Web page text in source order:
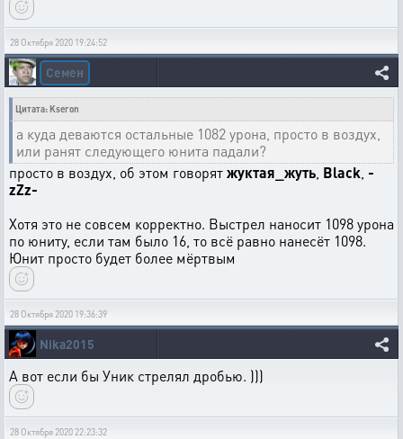
28 Октября 2020 19:24:52
Семен
Цитата: Kseron
а куда деваются остальные 1082 урона, просто в воздух,
или ранят следующего юнита падали?
просто в воздух, об этом говорятжуктая_жуть Black -
zZz-
Хотя это не совсем корректно. Выстрел наносит 1098 урона
по юниту, если там было 16, то всё равно нанесёт 1098.
Юнит просто будет более мёртвым
28 Октября 2020 19:36:39
Nika2015
А вот если бы Уник стрелял дробью. )))
28 Октября 2020 22:23:32